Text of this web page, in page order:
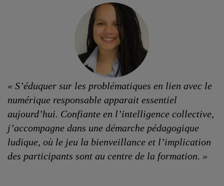
« S’éduquer sur les problématiques en lien avec le
numérique responsable apparait essentiel
aujourd’hui. Confiante en l’intelligence collective,
j’accompagne dans une démarche pédagogique
ludique, où le jeu la bienveillance et l’implication
des participants sont au centre de la formation. »